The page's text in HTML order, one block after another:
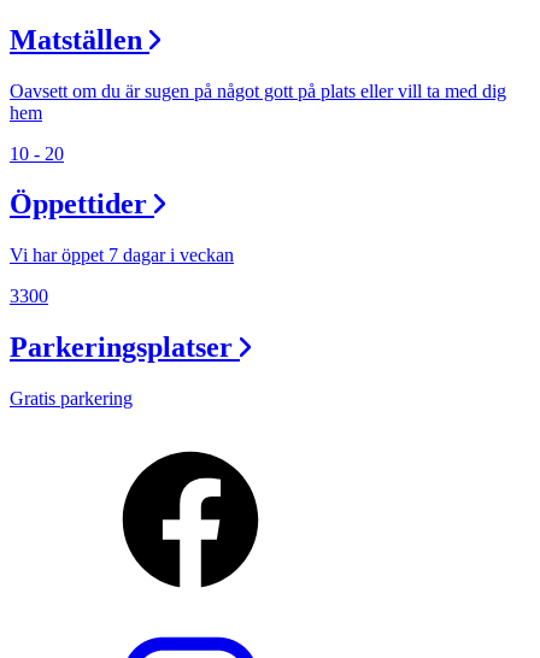
Matställen
Oavsett om du är sugen på något gott på plats eller vill ta med dig
hem
10 - 20
Öppettider
Vi har öppet 7 dagar i veckan
3300
Parkeringsplatser
Gratis parkering